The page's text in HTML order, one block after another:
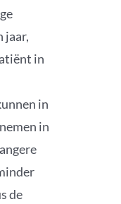
jaar,
in
in
in
de